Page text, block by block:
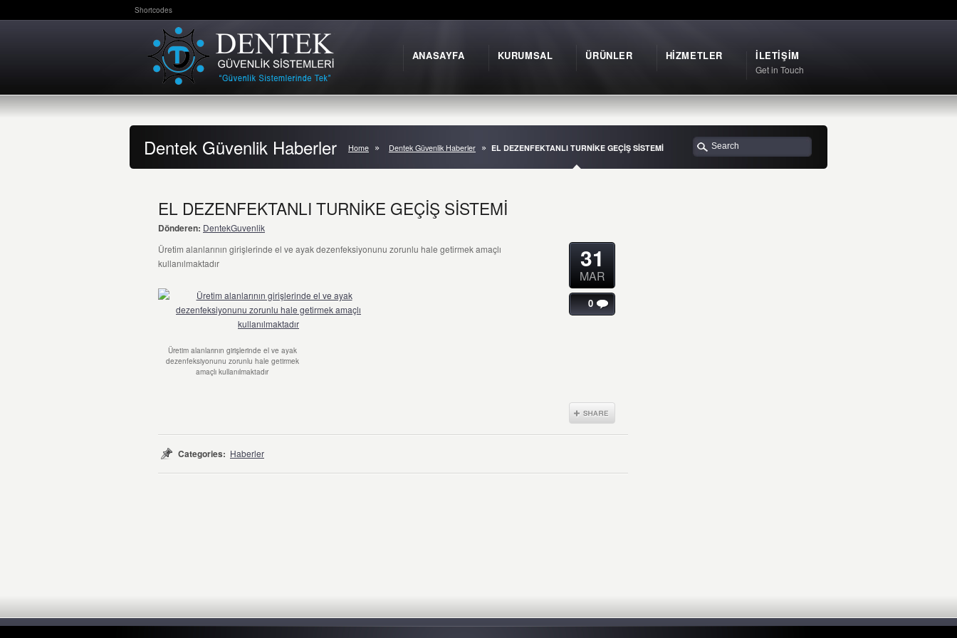
Shortcodes
ANASAYFA KURUMSAL ÜRÜNLER HİZMETLER İLETİŞİM
Get in Touch
Dentek Güvenlik Haberler Home Dentek Güvenlik Haberler EL DEZENFEKTANLI TURNİKE GEÇİŞ SİSTEMİ
EL DEZENFEKTANLI TURNİKE GEÇİŞ SİSTEMİ
Dönderen: DentekGuvenlik
Üretim alanlarının girişlerinde el ve ayak dezenfeksiyonunu zorunlu hale getirmek amaçlı
kullanılmaktadır
Üretim alanlarının girişlerinde el ve ayak
dezenfeksiyonunu zorunlu hale getirmek
amaçlı kullanılmaktadır
31
MAR
0
Categories: Haberler